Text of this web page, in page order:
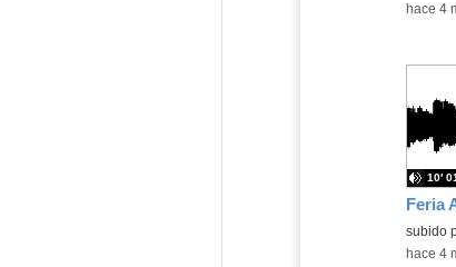
-hace 4
subido
10′
-hace 4